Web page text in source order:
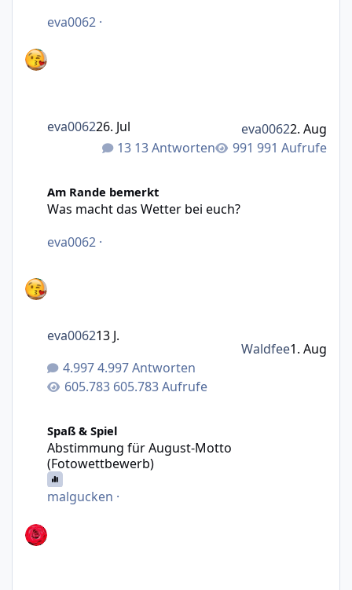
eva0062 ·
13 Antworten 991 Aufrufe
eva006226. Jul eva00622. Aug
Am Rande bemerkt
Was macht das Wetter bei euch?
eva0062 ·
4.997 Antworten
605.783 Aufrufe
eva006213 J.
Waldfee1. Aug
Spaß & Spiel
Abstimmung für August-Motto
(Fotowettbewerb)
malgucken ·